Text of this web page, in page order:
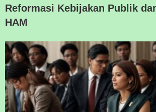
Reformasi Kebijakan Publik
HAM